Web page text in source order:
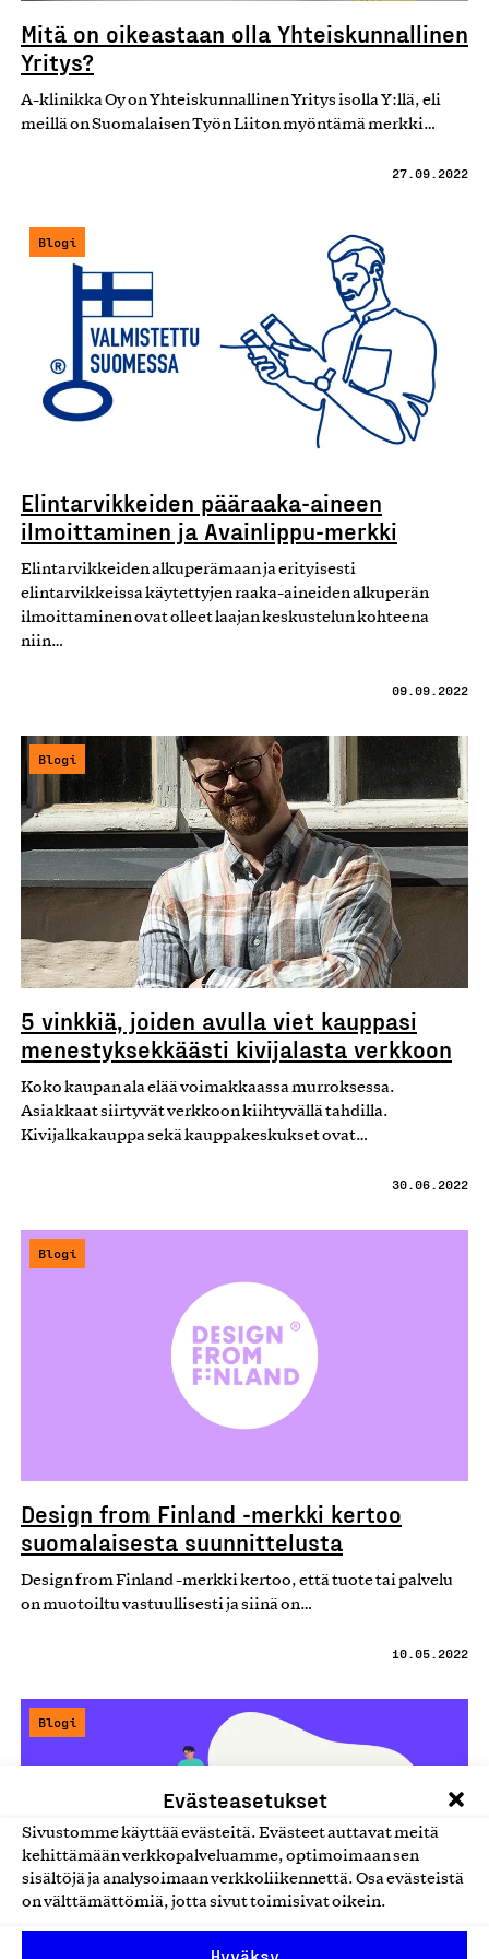
Evästeasetukset
Sivustomme käyttää evästeitä. Evästeet auttavat meitä
kehittämään verkkopalveluamme, optimoimaan sen
sisältöjä ja analysoimaan verkkoliikennettä. Osa evästeistä
on välttämättömiä, jotta sivut toimisivat oikein.
Mitä on oikeastaan olla Yhteiskunnallinen
Yritys?
A-klinikka Oy on Yhteiskunnallinen Yritys isolla Y:llä, eli
meillä on Suomalaisen Työn Liiton myöntämä merkki…
27.09.2022
Blogi
Elintarvikkeiden pääraaka-aineen
ilmoittaminen ja Avainlippu-merkki
Elintarvikkeiden alkuperämaan ja erityisesti
elintarvikkeissa käytettyjen raaka-aineiden alkuperän
ilmoittaminen ovat olleet laajan keskustelun kohteena
niin…
09.09.2022
Blogi
5 vinkkiä, joiden avulla viet kauppasi
menestyksekkäästi kivijalasta verkkoon
Koko kaupan ala elää voimakkaassa murroksessa.
Asiakkaat siirtyvät verkkoon kiihtyvällä tahdilla.
Kivijalkakauppa sekä kauppakeskukset ovat…
30.06.2022
Blogi
Design from Finland -merkki kertoo
suomalaisesta suunnittelusta
Design from Finland -merkki kertoo, että tuote tai palvelu
on muotoiltu vastuullisesti ja siinä on…
10.05.2022
Blogi